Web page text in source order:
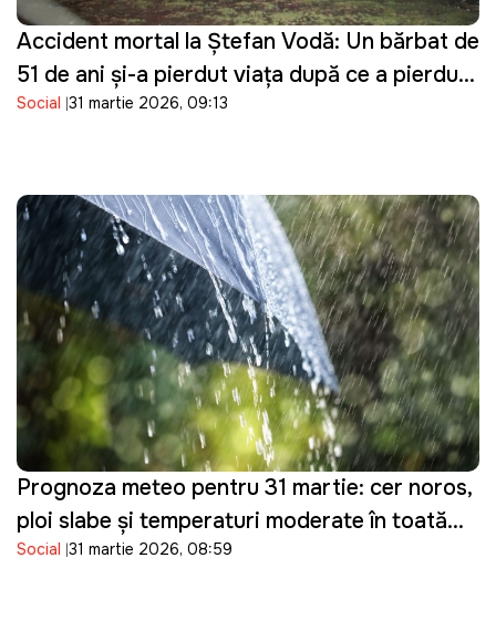
Accident mortal la Ștefan Vodă: Un bărbat de
51 de ani și-a pierdut viața după ce a pierdut
controlul asupra tractorului pe care îl
Social 31 martie 2026, 09:13
Prognoza meteo pentru 31 martie: cer noros,
ploi slabe și temperaturi moderate în toată
țara
Social 31 martie 2026, 08:59